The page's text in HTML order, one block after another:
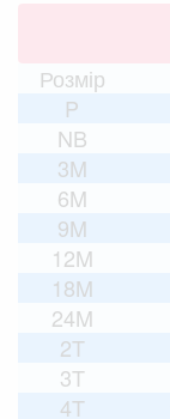
Розмір
P
NB
3M
6M
9M
12M
18M
24M
2T
3T
4T